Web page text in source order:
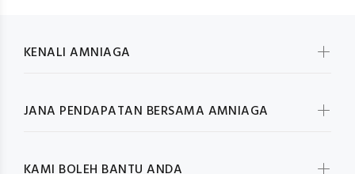
KENALI AMNIAGA
JANA PENDAPATAN BERSAMA AMNIAGA